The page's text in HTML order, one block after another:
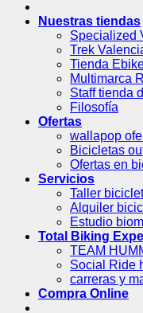
Nuestras tiendas
Specialized
Trek
Tienda
Multimarca
Staff tienda
Filosofía
Ofertas
wallapop
Bicicletas
Ofertas en
Servicios
Taller
Alquiler
Estudio
Total Biking
TEAM
Social Ride
carreras y
Compra Online